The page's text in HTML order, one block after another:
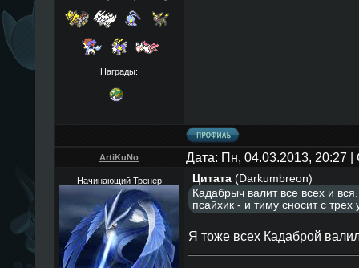
Награды:
ArtiKuNo Дата: Пн, 04.03.2013, 20:27
Начинающий Тренер Цитата(Darkumbreon)
Кадабрыч валит все всех и
псайхик - и тиму сносит с трех
Я тоже всех Кадаброй